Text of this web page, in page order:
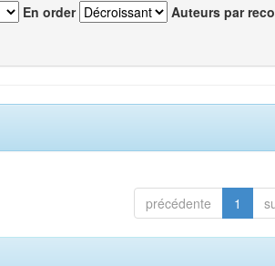
En order Auteurs par
précédente 1